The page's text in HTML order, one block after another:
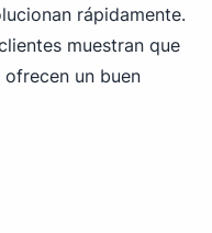
rápidamente.
muestran que
un buen